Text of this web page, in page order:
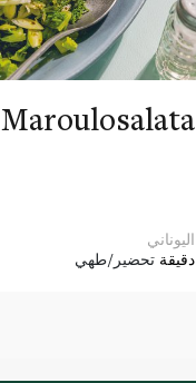
Maroulosalata
اليوناني
دقيقة تحضير/طهي